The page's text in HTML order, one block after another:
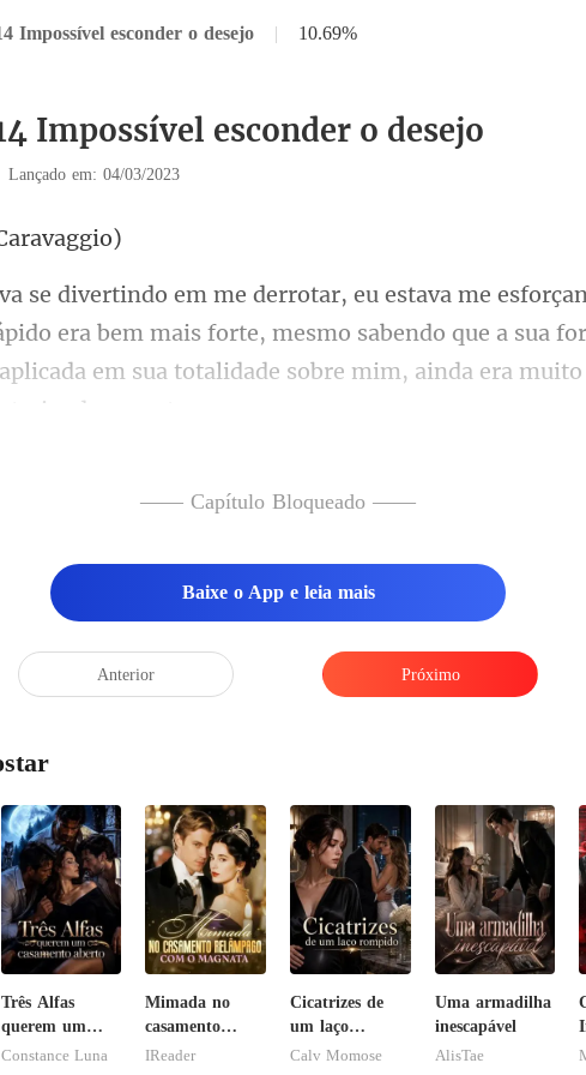
Impossível esconder o desejo | 10.69%
Impossível esconder o desejo
Lançado em: 04/03/2023
era bem mais forte, mesmo sabendo que a sua
—— Capítulo Bloqueado ——
Baixe o App e leia mais
Anterior Próximo
Três Alfas
querem um
casamento
Constance Luna
Mimada no
casamento
relâmpago com
IReader
Cicatrizes de
um laço
rompido
Calv Momose
Uma armadilha
inescapável
AlisTae